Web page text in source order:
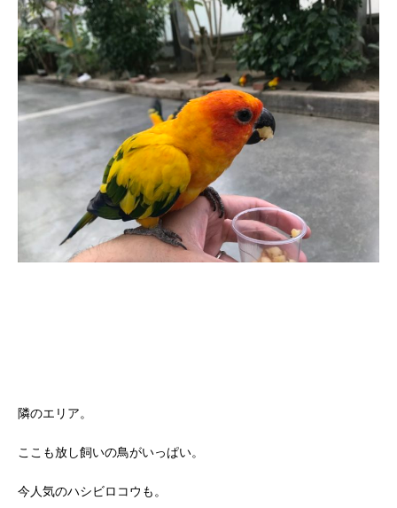
隣のエリア。
ここも放し飼いの鳥がいっぱい。
今人気のハシビロコウも。